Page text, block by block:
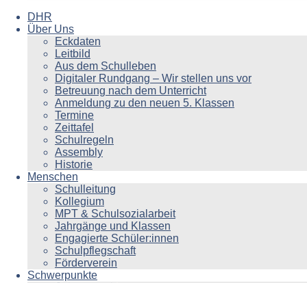
DHR
Über Uns
Eckdaten
Leitbild
Aus dem Schulleben
Digitaler Rundgang – Wir stellen uns vor
Betreuung nach dem Unterricht
Anmeldung zu den neuen 5. Klassen
Termine
Zeittafel
Schulregeln
Assembly
Historie
Menschen
Schulleitung
Kollegium
MPT & Schulsozialarbeit
Jahrgänge und Klassen
Engagierte Schüler:innen
Schulpflegschaft
Förderverein
Schwerpunkte